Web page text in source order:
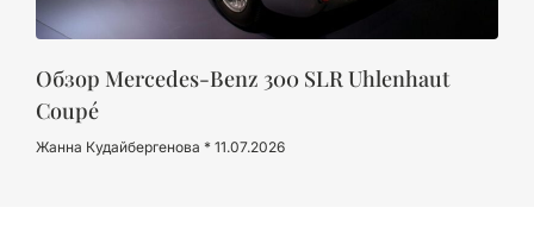
Обзор Mercedes-Benz 300 SLR Uhlenhaut
Coupé
Жанна Кудайбергенова 11.07.2026